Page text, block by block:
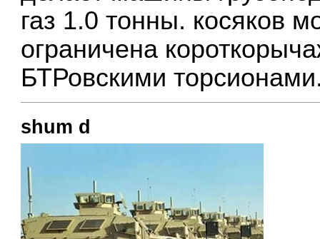
газ 1.0 тонны. косяков
ограничена
БТРовскими
shum d